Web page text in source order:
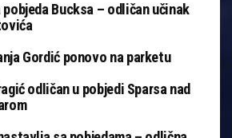
pobjeda Bucksa – odličan učinak
Gordić ponovo na parketu
odličan u pobjedi Sparsa nad